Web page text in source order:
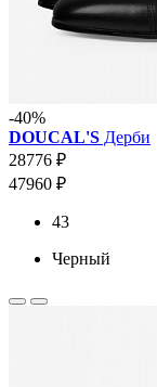
-40%
DOUCAL'S Дерби
28776 ₽
47960 ₽
43
Черный